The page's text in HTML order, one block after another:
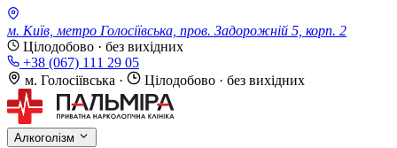
м. Київ, метро Голосіївська, пров. Задорожній 5, корп. 2
Цілодобово · без вихідних
+38 (067) 111 29 05
м. Голосіївська · Цілодобово · без вихідних
Алкоголізм